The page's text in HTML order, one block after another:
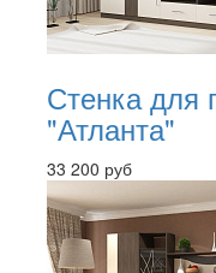
Стенка для
"Атланта"
33 200 руб